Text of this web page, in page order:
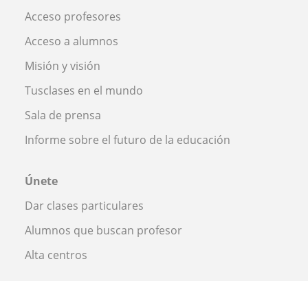
Acceso profesores
Acceso a alumnos
Misión y visión
Tusclases en el mundo
Sala de prensa
Informe sobre el futuro de la educación
Únete
Dar clases particulares
Alumnos que buscan profesor
Alta centros